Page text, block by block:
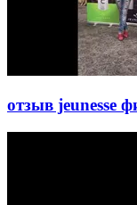
отзыв jeunesse